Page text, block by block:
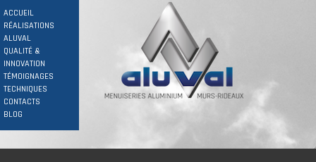
ACCUEIL
RÉALISATIONS
ALUVAL
QUALITÉ &
INNOVATION
TÉMOIGNAGES
TECHNIQUES
CONTACTS
BLOG